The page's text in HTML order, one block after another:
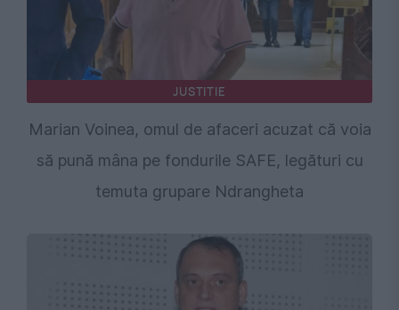
JUSTITIE
Marian Voinea, omul de afaceri acuzat că voia
să pună mâna pe fondurile SAFE, legături cu
temuta grupare Ndrangheta